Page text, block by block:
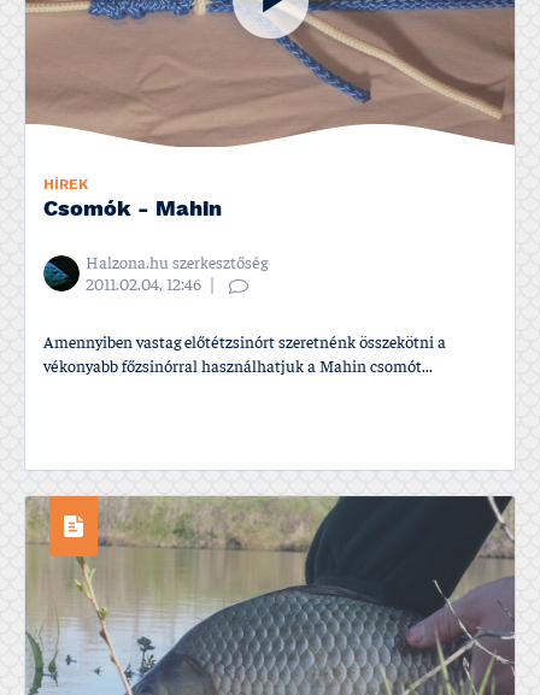
HÍREK
Csomók - Mahin
Halzona.hu szerkesztőség
2011.02.04, 12:46
Amennyiben vastag előtétzsinórt szeretnénk összekötni a
vékonyabb főzsinórral használhatjuk a Mahin csomót...